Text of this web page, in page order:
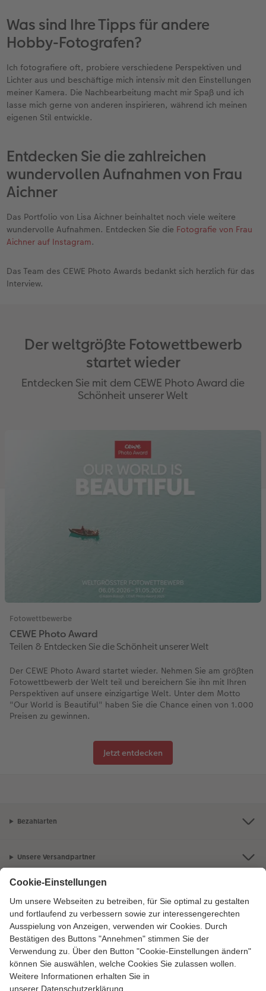
Was sind Ihre Tipps für andere
Hobby-Fotografen?
Ich fotografiere oft, probiere verschiedene Perspektiven und
Lichter aus und beschäftige mich intensiv mit den Einstellungen
meiner Kamera. Die Nachbearbeitung macht mir Spaß und ich
lasse mich gerne von anderen inspirieren, während ich meinen
eigenen Stil entwickle.
Entdecken Sie die zahlreichen
wundervollen Aufnahmen von Frau
Aichner
Das Portfolio von Lisa Aichner beinhaltet noch viele weitere
wundervolle Aufnahmen. Entdecken Sie die Fotografie von Frau
Aichner auf Instagram.
Das Team des CEWE Photo Awards bedankt sich herzlich für das
Interview.
Der weltgrößte Fotowettbewerb
startet wieder
Entdecken Sie mit dem CEWE Photo Award die
Schönheit unserer Welt
Fotowettbewerbe
CEWE Photo Award
Teilen & Entdecken Sie die Schönheit unserer Welt
Der CEWE Photo Award startet wieder. Nehmen Sie am größten
Fotowettbewerb der Welt teil und bereichern Sie ihn mit Ihren
Perspektiven auf unsere einzigartige Welt. Unter dem Motto
"Our World is Beautiful" haben Sie die Chance einen von 1.000
Preisen zu gewinnen.
Jetzt entdecken
Bezahlarten
Unsere Versandpartner
Zertifizierungen & Initiativen
CEWE Fotowelt